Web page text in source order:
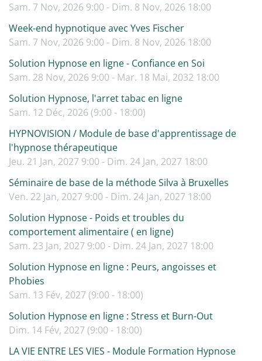
Sam. 7 Nov, 2026 9:00 - Dim. 8 Nov, 2026 18:00
Week-end hypnotique avec Yves Fischer
Sam. 7 Nov, 2026 9:00 - Dim. 8 Nov, 2026 18:00
Solution Hypnose en ligne - Confiance en Soi
Sam. 28 Nov, 2026 9:00 - Mar. 18 Mai, 2032 18:00
Solution Hypnose, l'arret tabac en ligne
Sam. 12 Déc, 2026 (9:00 - 18:00)
HYPNOVISION / Module de base d'apprentissage de
l'hypnose thérapeutique
Jeu. 21 Jan, 2027 9:00 - Dim. 24 Jan, 2027 18:00
Séminaire de base de la méthode Silva à Bruxelles
Ven. 22 Jan, 2027 9:00 - Dim. 24 Jan, 2027 18:00
Solution Hypnose - Poids et troubles du
comportement alimentaire ( en ligne)
Sam. 23 Jan, 2027 9:00 - Dim. 24 Jan, 2027 18:00
Solution Hypnose en ligne : Peurs, angoisses et
Phobies
Sam. 13 Fév, 2027 (9:00 - 18:00)
Solution Hypnose en ligne : Stress et Burn-Out
Dim. 14 Fév, 2027 (9:00 - 18:00)
LA VIE ENTRE LES VIES - Module Formation Hypnose